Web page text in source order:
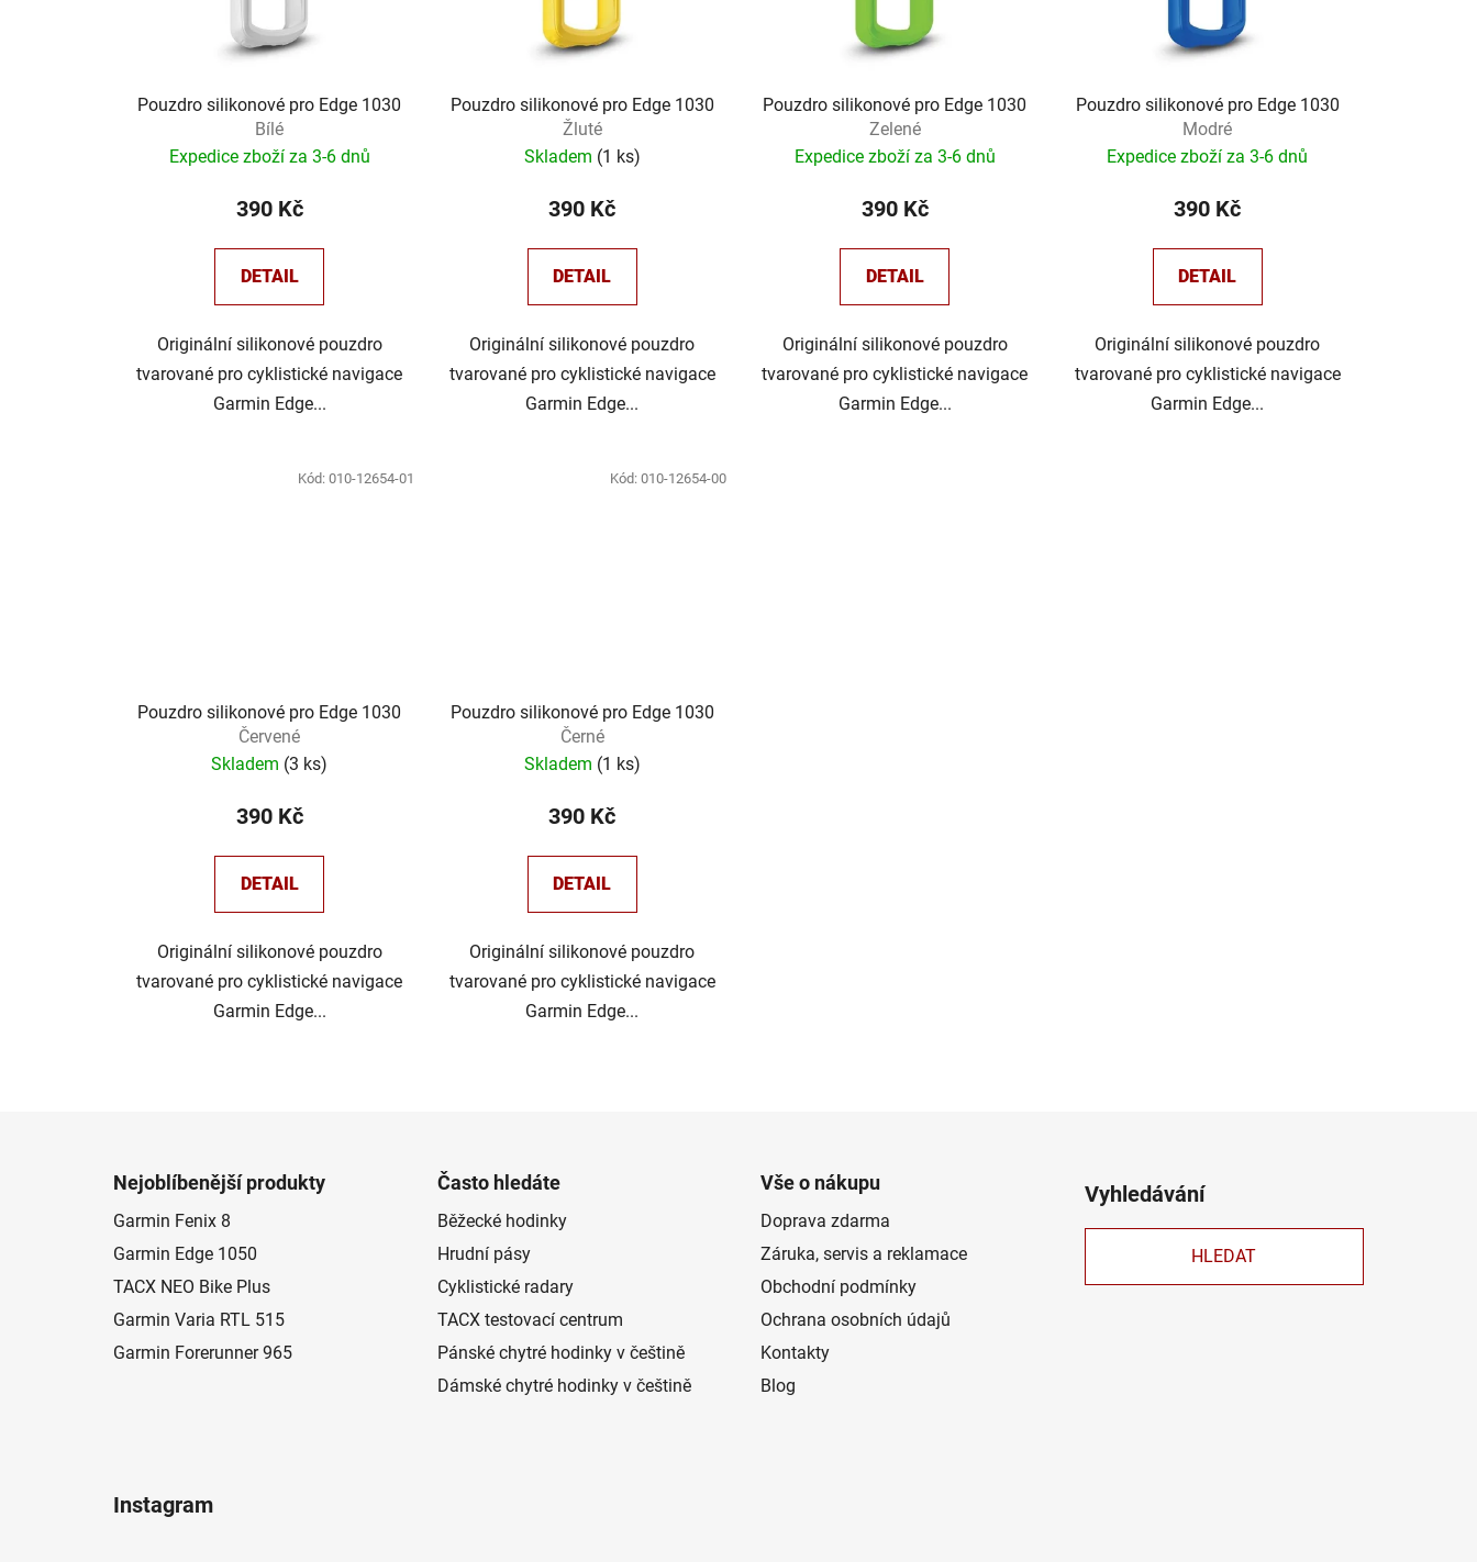
Pouzdro silikonové pro Edge 1030
Bílé
Expedice zboží za 3-6 dnů
390 Kč
DETAIL
Originální silikonové pouzdro
tvarované pro cyklistické navigace
Garmin Edge...
Pouzdro silikonové pro Edge 1030
Žluté
Skladem (1 ks)
390 Kč
DETAIL
Originální silikonové pouzdro
tvarované pro cyklistické navigace
Garmin Edge...
Pouzdro silikonové pro Edge 1030
Zelené
Expedice zboží za 3-6 dnů
390 Kč
DETAIL
Originální silikonové pouzdro
tvarované pro cyklistické navigace
Garmin Edge...
Pouzdro silikonové pro Edge 1030
Modré
Expedice zboží za 3-6 dnů
390 Kč
DETAIL
Originální silikonové pouzdro
tvarované pro cyklistické navigace
Garmin Edge...
Pouzdro silikonové pro Edge 1030
Červené
Skladem (3 ks)
390 Kč
DETAIL
Originální silikonové pouzdro
tvarované pro cyklistické navigace
Garmin Edge...
Kód: 010-12654-01
Pouzdro silikonové pro Edge 1030
Černé
Skladem (1 ks)
390 Kč
DETAIL
Originální silikonové pouzdro
tvarované pro cyklistické navigace
Garmin Edge...
Kód: 010-12654-00
Nejoblíbenější produkty
Garmin Fenix 8
Garmin Edge 1050
TACX NEO Bike Plus
Garmin Varia RTL 515
Garmin Forerunner 965
Často hledáte
Běžecké hodinky
Hrudní pásy
Cyklistické radary
TACX testovací centrum
Pánské chytré hodinky v češtině
Dámské chytré hodinky v češtině
Vše o nákupu
Doprava zdarma
Záruka, servis a reklamace
Obchodní podmínky
Ochrana osobních údajů
Kontakty
Blog
Vyhledávání
HLEDAT
Instagram